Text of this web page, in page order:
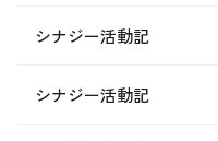
シナジー活動記
シナジー活動記